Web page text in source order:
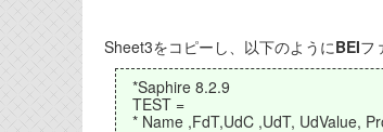
Sheet3をコピーし、以下のようにBEIフ
*Saphire 8.2.9
TEST =
* Name ,FdT,UdC ,UdT, UdValue,